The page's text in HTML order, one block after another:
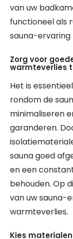
van uw
functioneel als
sauna-ervaring
Zorg voor
warmteverlies
Het is
rondom de
minimaliseren
garanderen.
sauna goed
en een
behouden. Op
van uw sauna-
warmteverlies.
Kies